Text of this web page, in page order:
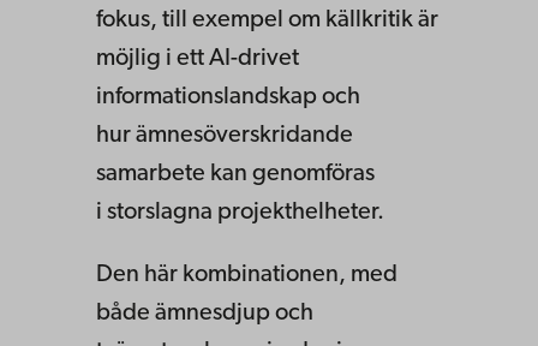
fokus, till exempel om källkritik är
möjlig i ett AI-drivet
informationslandskap och
hur ämnesöverskridande
samarbete kan genomföras
i storslagna projekthelheter.
Den här kombinationen, med
både ämnesdjup och